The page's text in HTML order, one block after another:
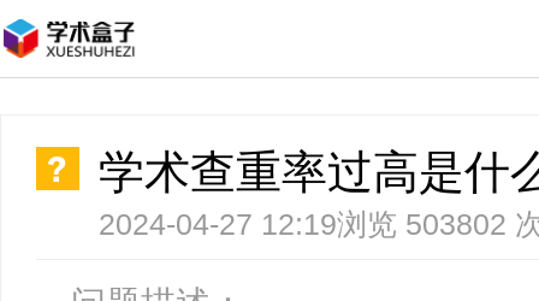
学术查重率过高是什
2024-04-27 12:19浏览 503802